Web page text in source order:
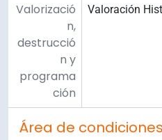
Valorizació
n,
destrucció
n y
programa
ción
Valoración
Área de